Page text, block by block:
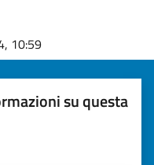
10:59
su questa
1 a 5 stelle)la chiarezza delle